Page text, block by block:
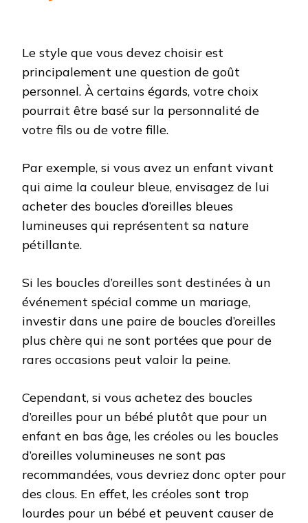
Le style que vous devez choisir est
principalement une question de goût
personnel. À certains égards, votre choix
pourrait être basé sur la personnalité de
votre fils ou de votre fille.
Par exemple, si vous avez un enfant vivant
qui aime la couleur bleue, envisagez de lui
acheter des boucles d’oreilles bleues
lumineuses qui représentent sa nature
pétillante.
Si les boucles d’oreilles sont destinées à un
événement spécial comme un mariage,
investir dans une paire de boucles d’oreilles
plus chère qui ne sont portées que pour de
rares occasions peut valoir la peine.
Cependant, si vous achetez des boucles
d’oreilles pour un bébé plutôt que pour un
enfant en bas âge, les créoles ou les boucles
d’oreilles volumineuses ne sont pas
recommandées, vous devriez donc opter pour
des clous. En effet, les créoles sont trop
lourdes pour un bébé et peuvent causer de